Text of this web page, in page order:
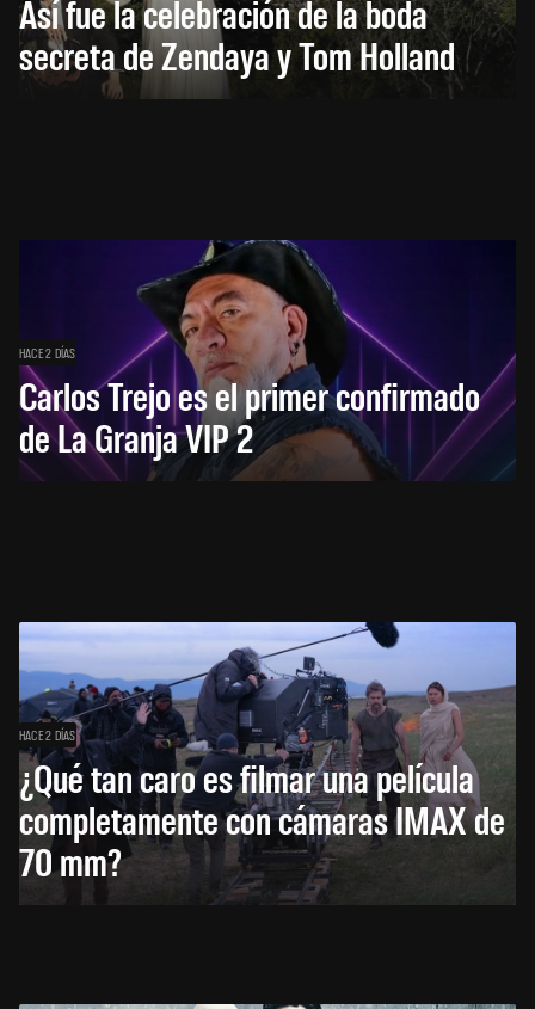
Así fue la celebración de la boda
secreta de Zendaya y Tom Holland
HACE 2 DÍAS
Carlos Trejo es el primer confirmado
de La Granja VIP 2
HACE 2 DÍAS
¿Qué tan caro es filmar una película
completamente con cámaras IMAX de
70 mm?